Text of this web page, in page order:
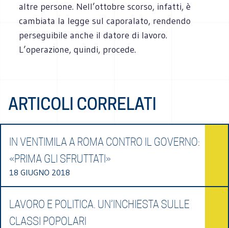
altre persone. Nell’ottobre scorso, infatti, è
cambiata la legge sul caporalato, rendendo
perseguibile anche il datore di lavoro.
L’operazione, quindi, procede.
ARTICOLI CORRELATI
IN VENTIMILA A ROMA CONTRO IL GOVERNO:
«PRIMA GLI SFRUTTATI»
18 GIUGNO 2018
LAVORO E POLITICA. UN’INCHIESTA SULLE
CLASSI POPOLARI